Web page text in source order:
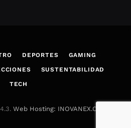
DEPORTES GAMING
SUSTENTABILIDAD
TECH
Web Hosting: INOVANEX.COM